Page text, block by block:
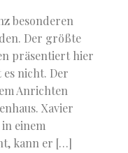
besonderen
Der größte
präsentiert hier
es nicht. Der
Anrichten
Xavier
einem
kann er […]